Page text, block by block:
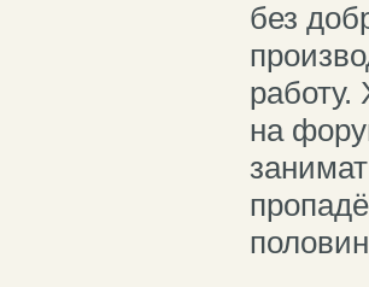
без
работу.
на